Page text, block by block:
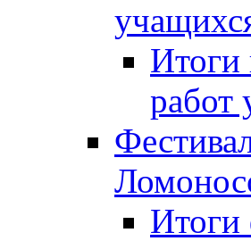
Итоги
работ
Итоги